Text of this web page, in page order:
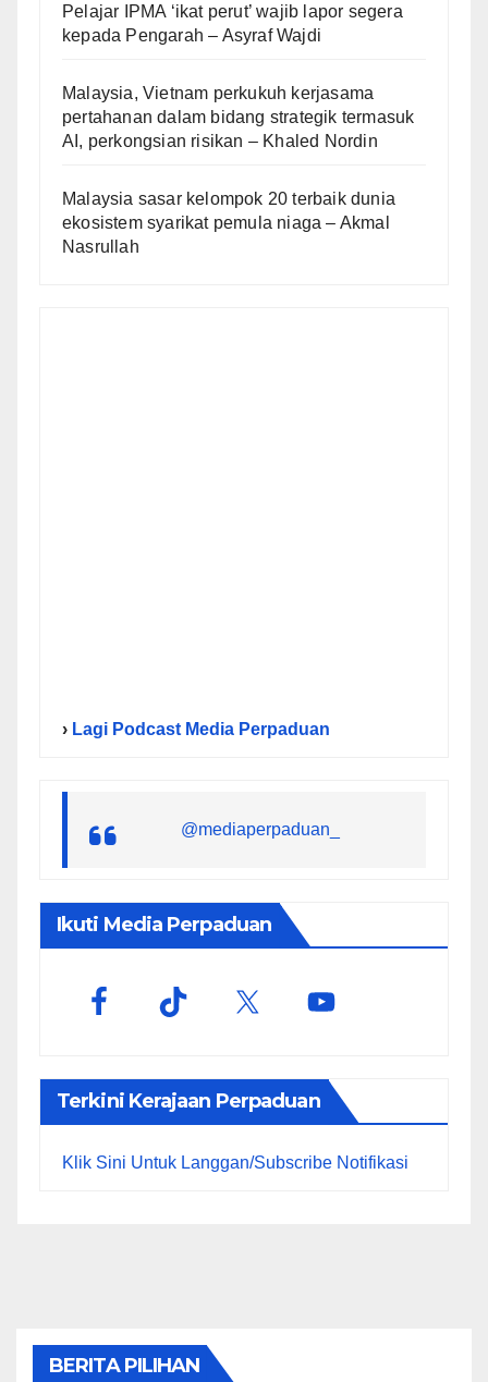
Pelajar IPMA ‘ikat perut’ wajib lapor segera
kepada Pengarah – Asyraf Wajdi
Malaysia, Vietnam perkukuh kerjasama
pertahanan dalam bidang strategik termasuk
AI, perkongsian risikan – Khaled Nordin
Malaysia sasar kelompok 20 terbaik dunia
ekosistem syarikat pemula niaga – Akmal
Nasrullah
› Lagi Podcast Media Perpaduan
@mediaperpaduan_
Ikuti Media Perpaduan
Terkini Kerajaan Perpaduan
Klik Sini Untuk Langgan/Subscribe Notifikasi
BERITA PILIHAN